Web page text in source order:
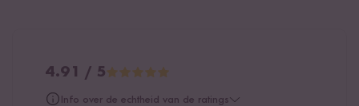
4.91 / 5
Info over de echtheid van de ratings